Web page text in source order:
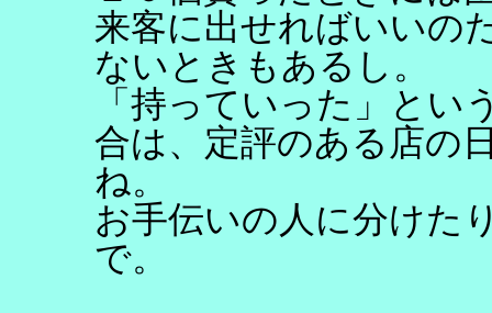
来客に出せればいいの
ないときもあるし。
「持っていった」とい
合は、定評のある店の
ね。
お手伝いの人に分けた
で。